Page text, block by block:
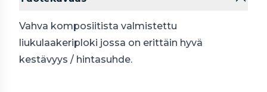
Vahva komposiitista valmistettu
liukulaakeriploki jossa on erittäin hyvä
kestävyys / hintasuhde.